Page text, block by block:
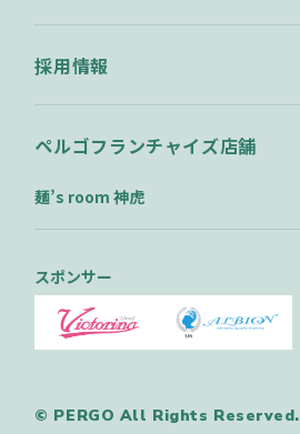
採用情報
ペルゴフランチャイズ店舗
麺’s room 神虎
スポンサー
© PERGO All Rights Reserved.